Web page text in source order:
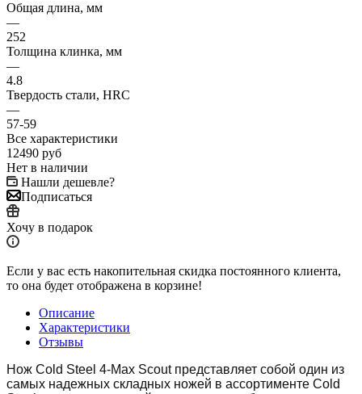
Общая длина, мм
—
252
Толщина клинка, мм
—
4.8
Твердость стали, HRC
—
57-59
Все характеристики
12490 руб
Нет в наличии
Нашли дешевле?
Подписаться
Хочу в подарок
Если у вас есть накопительная скидка постоянного клиента,
то она будет отображена в корзине!
Описание
Характеристики
Отзывы
Нож Cold Steel 4-Max Scout представляет собой один из
самых надежных складных ножей в ассортименте Cold